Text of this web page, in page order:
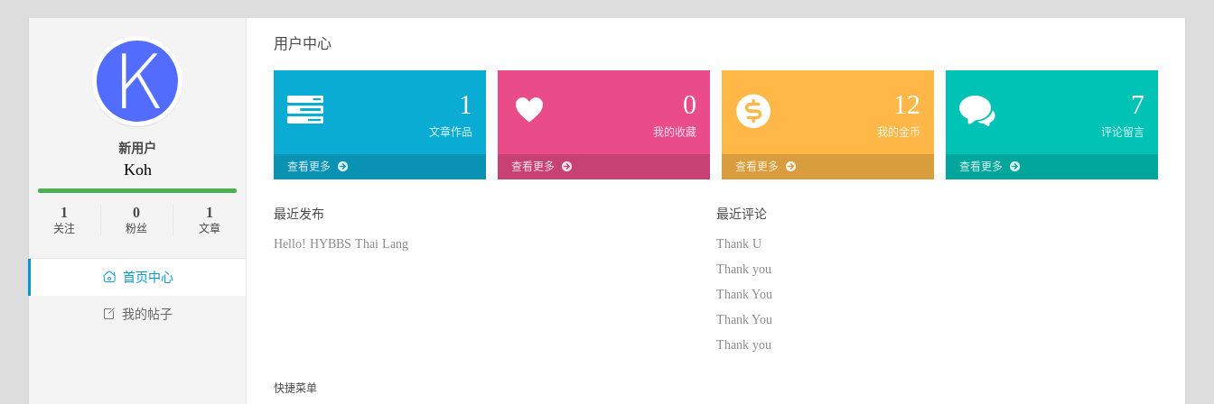
新用户
Koh
1
关注
0
粉丝
1
文章
首页中心
我的帖子
用户中心
1
文章作品
查看更多
0
我的收藏
查看更多
12
我的金币
查看更多
7
评论留言
查看更多
最近发布
Hello! HYBBS Thai Lang
最近评论
Thank U
Thank you
Thank You
Thank You
Thank you
快捷菜单